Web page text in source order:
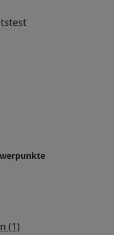
(1)